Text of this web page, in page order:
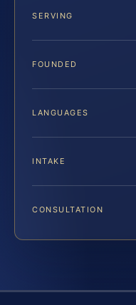
SERVING
FOUNDED
LANGUAGES
INTAKE
CONSULTATION